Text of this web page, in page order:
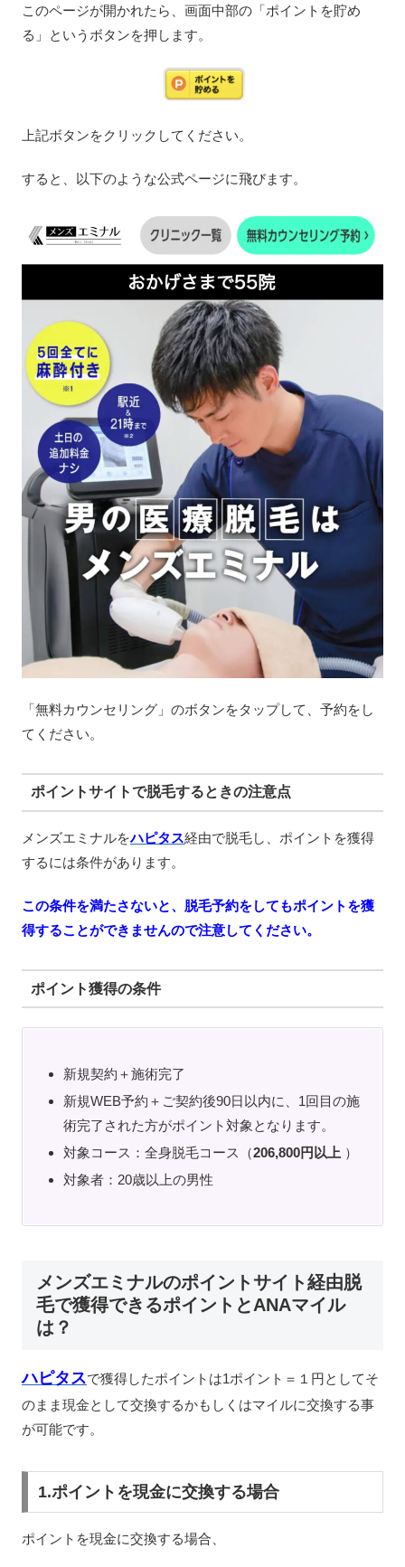
このページが開かれたら、画面中部の「ポイントを貯め
る」というボタンを押します。
上記ボタンをクリックしてください。
すると、以下のような公式ページに飛びます。
「無料カウンセリング」のボタンをタップして、予約をし
てください。
ポイントサイトで脱毛するときの注意点
メンズエミナルをハピタス経由で脱毛し、ポイントを獲得
するには条件があります。
この条件を満たさないと、脱毛予約をしてもポイントを獲
得することができませんので注意してください。
ポイント獲得の条件
新規契約＋施術完了
新規WEB予約＋ご契約後90日以内に、1回目の施
術完了された方がポイント対象となります。
対象コース：全身脱毛コース（206,800円以上 ）
対象者：20歳以上の男性
メンズエミナルのポイントサイト経由脱
毛で獲得できるポイントとANAマイル
は？
ハピタスで獲得したポイントは1ポイント＝１円としてそ
のまま現金として交換するかもしくはマイルに交換する事
が可能です。
1.ポイントを現金に交換する場合
ポイントを現金に交換する場合、